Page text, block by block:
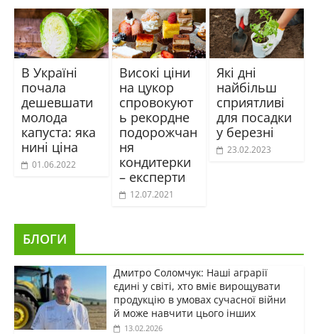
В Україні
почала
дешевшати
молода
капуста: яка
нині ціна
01.06.2022
Високі ціни
на цукор
спровокуют
ь рекордне
подорожчан
ня
кондитерки
– експерти
12.07.2021
Які дні
найбільш
сприятливі
для посадки
у березні
23.02.2023
БЛОГИ
Дмитро Соломчук: Наші аграрії
єдині у світі, хто вміє вирощувати
продукцію в умовах сучасної війни
й може навчити цього інших
13.02.2026